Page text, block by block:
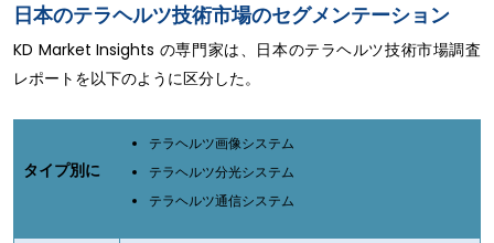
日本のテラヘルツ技術市場のセグメンテーション
KD Market Insights の専門家は、日本のテラヘルツ技術市場調査
レポートを以下のように区分した。
タイプ別に
テラヘルツ画像システム
テラヘルツ分光システム
テラヘルツ通信システム